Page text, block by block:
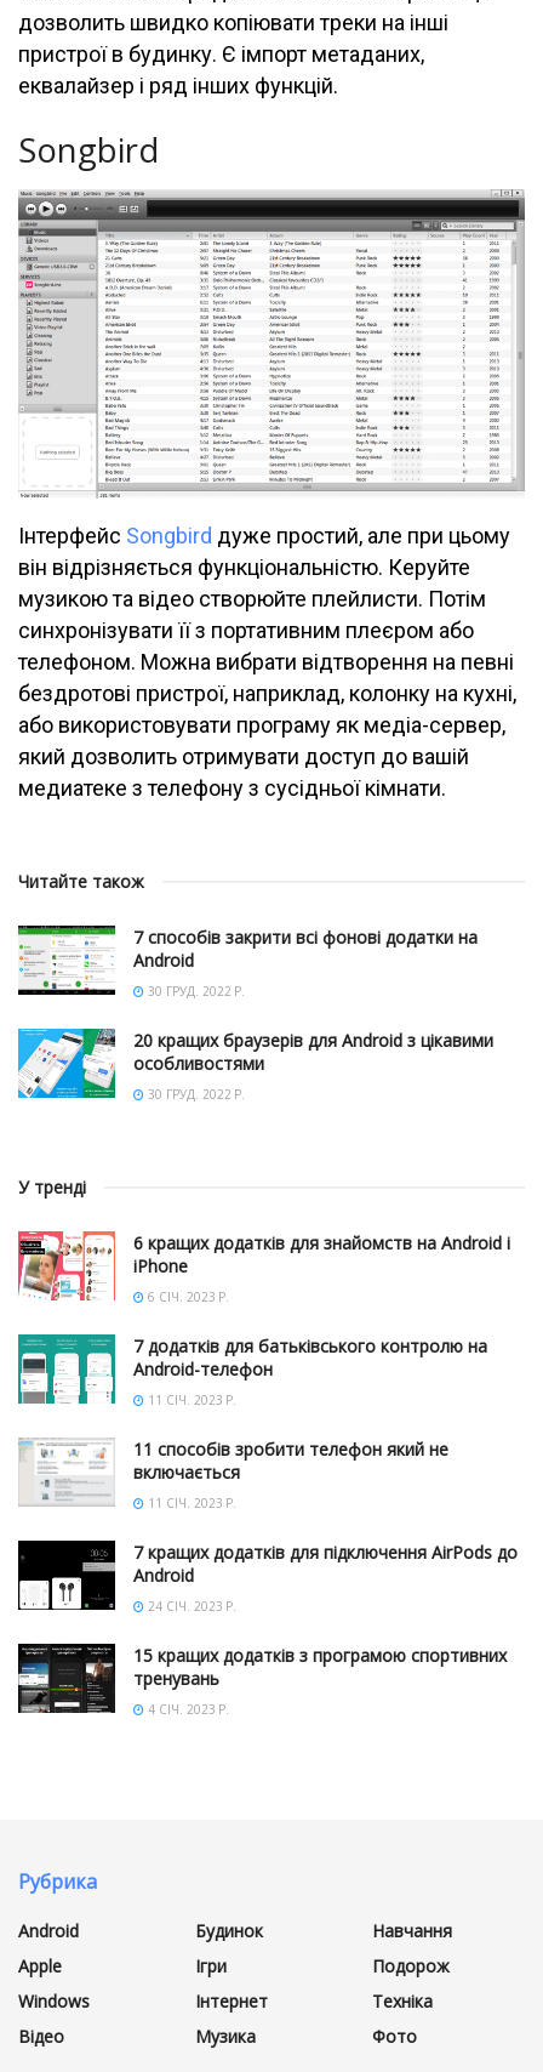
дозволить швидко копіювати треки на інші
пристрої в будинку. Є імпорт метаданих,
еквалайзер і ряд інших функцій.
Songbird
Інтерфейс Songbird дуже простий, але при цьому
він відрізняється функціональністю. Керуйте
музикою та відео створюйте плейлисти. Потім
синхронізувати її з портативним плеєром або
телефоном. Можна вибрати відтворення на певні
бездротові пристрої, наприклад, колонку на кухні,
або використовувати програму як медіа-сервер,
який дозволить отримувати доступ до вашій
медиатеке з телефону з сусідньої кімнати.
Читайте також
7 способів закрити всі фонові додатки на
Android
30 ГРУД. 2022 Р.
20 кращих браузерів для Android з цікавими
особливостями
30 ГРУД. 2022 Р.
У тренді
6 кращих додатків для знайомств на Android і
iPhone
6 СІЧ. 2023 Р.
7 додатків для батьківського контролю на
Android-телефон
11 СІЧ. 2023 Р.
11 способів зробити телефон який не
включається
11 СІЧ. 2023 Р.
7 кращих додатків для підключення AirPods до
Android
24 СІЧ. 2023 Р.
15 кращих додатків з програмою спортивних
тренувань
4 СІЧ. 2023 Р.
Рубрика
Android
Apple
Windows
Відео
Будинок
Ігри
Інтернет
Музика
Навчання
Подорож
Техніка
Фото